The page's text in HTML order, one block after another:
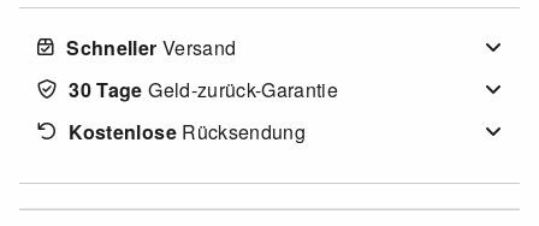
Schneller Versand
30 Tage Geld-zurück-Garantie
KostenloseRücksendung